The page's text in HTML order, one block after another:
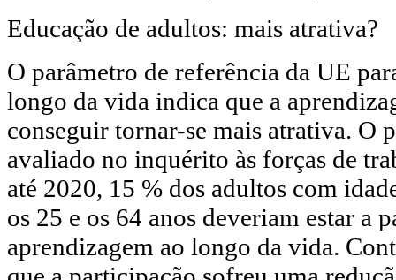
Educação de adultos: mais atrativa?
O parâmetro de referência da UE
longo da vida indica que a
conseguir tornar-se mais atrativa. O
avaliado no inquérito às forças de
até 2020, 15 % dos adultos com
os 25 e os 64 anos deveriam estar a
aprendizagem ao longo da vida.